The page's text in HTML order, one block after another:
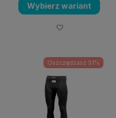
Wybierz wariant
Oszczędzasz 51%